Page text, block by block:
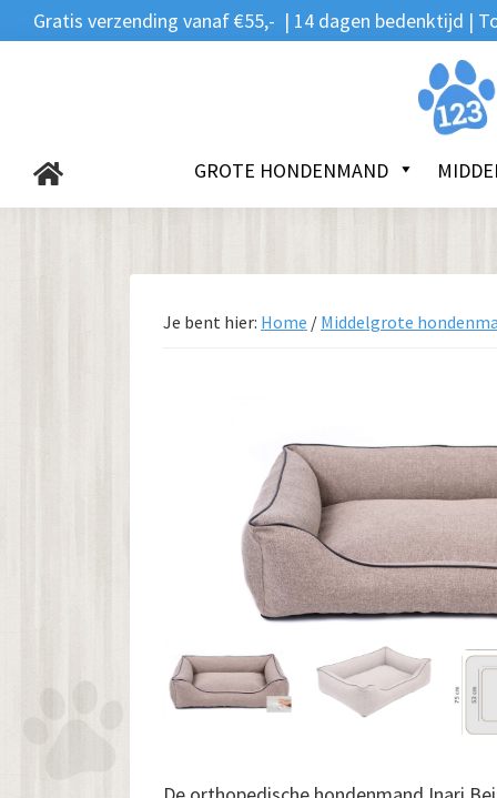
Spring
naar
Door
naar
Spring
naar
Gratis verzending vanaf €55,- | 14 dagen bedenktijd |
GROTE HONDENMAND
naar:
Je bent hier: Home / Middelgrote